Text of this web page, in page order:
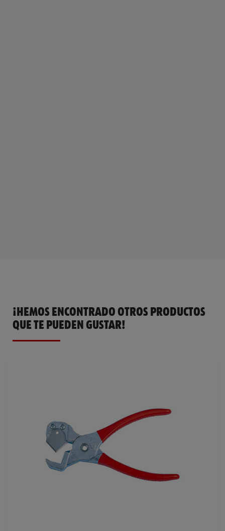
¡HEMOS ENCONTRADO OTROS PRODUCTOS
QUE TE PUEDEN GUSTAR!